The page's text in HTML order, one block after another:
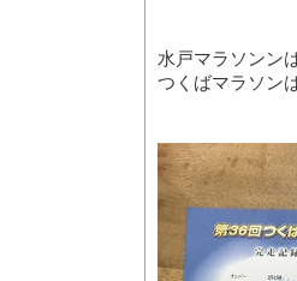
水戸マラソンン
つくばマラソン